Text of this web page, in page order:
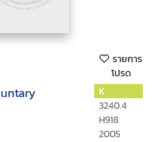
รายการ
โปรด
K
3240.4
H918
2005